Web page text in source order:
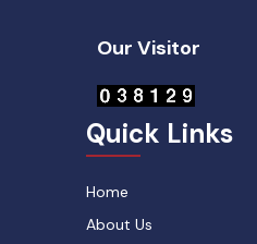
Our Visitor
Quick Links
Home
About Us